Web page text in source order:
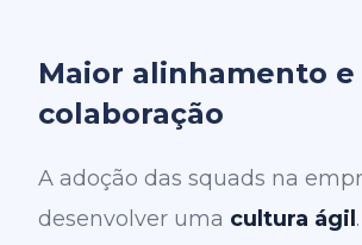
Maior alinhamento e
colaboração
A adoção das squads na
desenvolver uma cultura ágil